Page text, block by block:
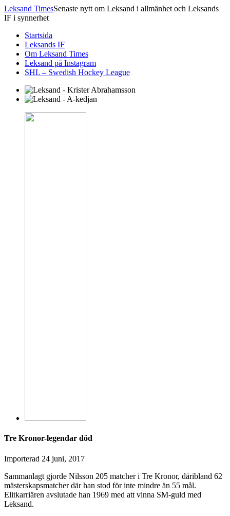
Leksand TimesSenaste nytt om Leksand i allmänhet och Leksands
IF i synnerhet
Startsida
Leksands IF
Om Leksand Times
Leksand på Instagram
SHL – Swedish Hockey League
Tre Kronor-legendar död
Importerad 24 juni, 2017
Sammanlagt gjorde Nilsson 205 matcher i Tre Kronor, däribland 62
mästerskapsmatcher där han stod för inte mindre än 55 mål.
Elitkarriären avslutade han 1969 med att vinna SM-guld med
Leksand.